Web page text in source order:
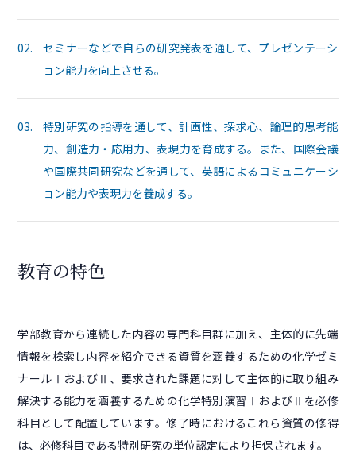
02.
セミナーなどで自らの研究発表を通して、プレゼンテーシ
ョン能力を向上させる。
03.
特別研究の指導を通して、計画性、探求心、論理的思考能
力、創造力・応用力、表現力を育成する。また、国際会議
や国際共同研究などを通して、英語によるコミュニケーシ
ョン能力や表現力を養成する。
教育の特色
学部教育から連続した内容の専門科目群に加え、主体的に先端
情報を検索し内容を紹介できる資質を涵養するための化学ゼミ
ナールⅠおよびⅡ、要求された課題に対して主体的に取り組み
解決する能力を涵養するための化学特別演習ⅠおよびⅡを必修
科目として配置しています。修了時におけるこれら資質の修得
は、必修科目である特別研究の単位認定により担保されます。